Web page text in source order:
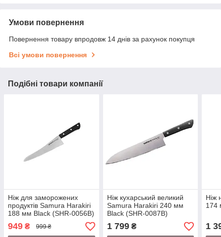
Умови повернення
Повернення товару впродовж 14 днів за рахунок покупця
Всі умови повернення
Подібні товари компанії
Ніж для заморожених
продуктів Samura Harakiri
188 мм Black (SHR-0056B)
949 ₴ 999 ₴
Ніж кухарський великий
Samura Harakiri 240 мм
Black (SHR-0087B)
1 799₴
Ніж
174
1